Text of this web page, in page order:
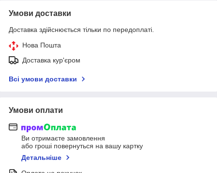
Умови доставки
Доставка здійснюється тільки по передоплаті.
Нова Пошта
Доставка кур'єром
Всі умови доставки
Умови оплати
Ви отримаєте замовлення
або гроші повернуться на вашу картку
Детальніше